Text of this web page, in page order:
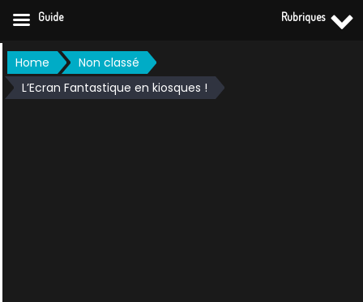
Skip
to
content
Home
Non classé
L’Ecran Fantastique en kiosques !
Guide Rubriques